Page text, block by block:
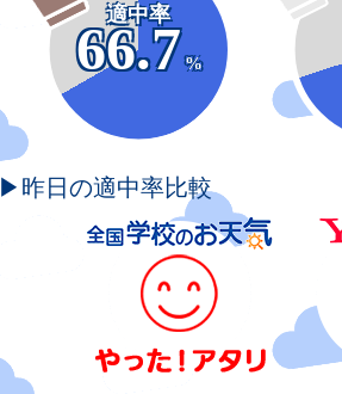
適中率
66.7
%
▶昨日の適中率比較